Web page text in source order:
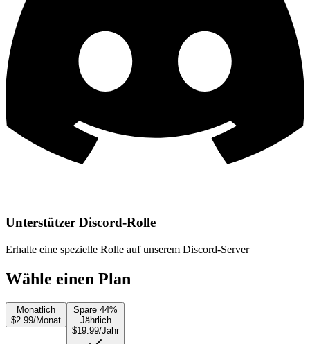
Unterstützer Discord-Rolle
Erhalte eine spezielle Rolle auf unserem Discord-Server
Wähle einen Plan
Monatlich
$2.99/Monat
Spare 44%
Jährlich
$19.99/Jahr